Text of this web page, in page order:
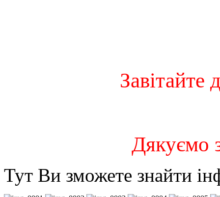
Завітайте
Дякуємо
Тут Ви зможете знайти